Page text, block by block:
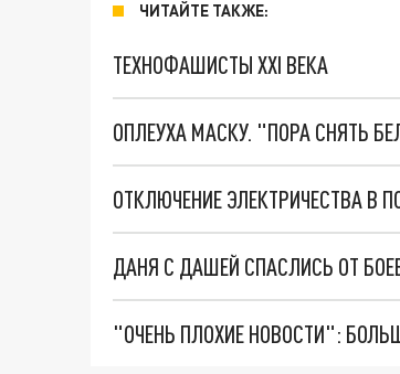
ЧИТАЙТЕ ТАКЖЕ:
ТЕХНОФАШИСТЫ XXI ВЕКА
ОПЛЕУХА МАСКУ. "ПОРА СНЯТЬ
ДАНЯ С ДАШЕЙ СПАСЛИСЬ ОТ